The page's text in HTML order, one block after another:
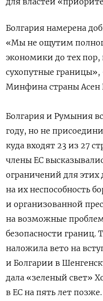
Болгария намерена
«Мы не ощутим
экономики до тех пор,
сухопутные
Минфина страны Асен
Болгария и Румыния
году, но не
куда входят 23 из 27
члены ЕС
ограничений для этих
на их неспособность
и организованной
на возможные
безопасности границ.
наложила вето на
и Болгарии в
дала «зеленый свет»
в ЕС на пять лет позже.